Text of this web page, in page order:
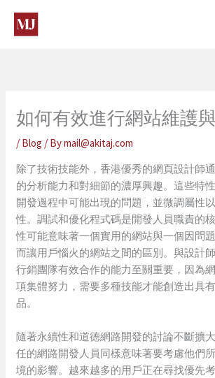
content
如何有效進行網站維護
/ Blog / Bymail@akitaj.com
除了技術技能外，香港優秀的網頁設計師
的分析能力和對細節的濃厚興趣。這些特
開發過程中可能出現的問題，並微調屬性
性。調試和優化程式碼是開發人員職責的
性可能意味著一個實用的網站與一個因問
而讓用戶惱火的網站之間的區別。與設計
行銷團隊有效合作的能力至關重要，因為
項集體努力，需要多種技能才能創造出具
品。
隨著永續性和道德網路開發的討論不斷擴
任的網路開發人員同樣意味著要考慮他們
境的影響。越來越多的用戶正在尋找優先